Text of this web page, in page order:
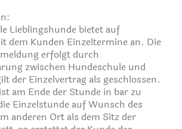
Lieblingshunde bietet auf
dem Kunden Einzeltermine an. Die
erfolgt durch
zwischen Hundeschule und
der Einzelvertrag als geschlossen.
am Ende der Stunde in bar zu
Einzelstunde auf Wunsch des
anderen Ort als dem Sitz der